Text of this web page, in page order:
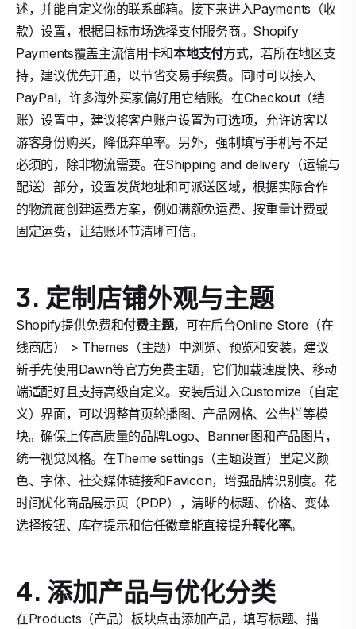
述，并能自定义你的联系邮箱。接下来进入Payments（收
款）设置，根据目标市场选择支付服务商。Shopify
Payments覆盖主流信用卡和本地支付方式，若所在地区支
持，建议优先开通，以节省交易手续费。同时可以接入
PayPal，许多海外买家偏好用它结账。在Checkout（结
账）设置中，建议将客户账户设置为可选项，允许访客以
游客身份购买，降低弃单率。另外，强制填写手机号不是
必须的，除非物流需要。在Shipping and delivery（运输与
配送）部分，设置发货地址和可派送区域，根据实际合作
的物流商创建运费方案，例如满额免运费、按重量计费或
固定运费，让结账环节清晰可信。
3. 定制店铺外观与主题
Shopify提供免费和付费主题，可在后台Online Store（在
线商店） > Themes（主题）中浏览、预览和安装。建议
新手先使用Dawn等官方免费主题，它们加载速度快、移动
端适配好且支持高级自定义。安装后进入Customize（自定
义）界面，可以调整首页轮播图、产品网格、公告栏等模
块。确保上传高质量的品牌Logo、Banner图和产品图片，
统一视觉风格。在Theme settings（主题设置）里定义颜
色、字体、社交媒体链接和Favicon，增强品牌识别度。花
时间优化商品展示页（PDP），清晰的标题、价格、变体
选择按钮、库存提示和信任徽章能直接提升转化率。
4. 添加产品与优化分类
在Products（产品）板块点击添加产品，填写标题、描